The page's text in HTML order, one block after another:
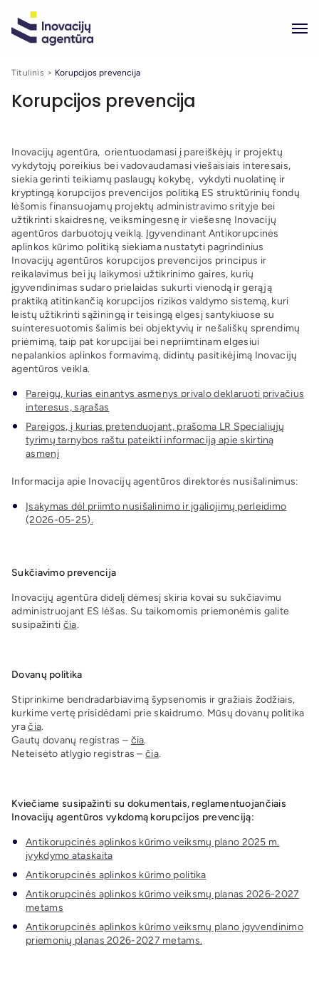
Titulinis Korupcijos prevencija
Korupcijos prevencija
Inovacijų agentūra, orientuodamasi į pareiškėjų ir projektų
vykdytojų poreikius bei vadovaudamasi viešaisiais interesais,
siekia gerinti teikiamų paslaugų kokybę, vykdyti nuolatinę ir
kryptingą korupcijos prevencijos politiką ES struktūrinių fondų
lėšomis finansuojamų projektų administravimo srityje bei
užtikrinti skaidresnę, veiksmingesnę ir viešesnę Inovacijų
agentūros darbuotojų veiklą. Įgyvendinant Antikorupcinės
aplinkos kūrimo politiką siekiama nustatyti pagrindinius
Inovacijų agentūros korupcijos prevencijos principus ir
reikalavimus bei jų laikymosi užtikrinimo gaires, kurių
įgyvendinimas sudaro prielaidas sukurti vienodą ir gerąją
praktiką atitinkančią korupcijos rizikos valdymo sistemą, kuri
leistų užtikrinti sąžiningą ir teisingą elgesį santykiuose su
suinteresuotomis šalimis bei objektyvių ir nešališkų sprendimų
priėmimą, taip pat korupcijai bei nepriimtinam elgesiui
nepalankios aplinkos formavimą, didintų pasitikėjimą Inovacijų
agentūros veikla.
Pareigų, kurias einantys asmenys privalo deklaruoti privačius
interesus, sąrašas
Pareigos, į kurias pretenduojant, prašoma LR Specialiųjų
tyrimų tarnybos raštu pateikti informaciją apie skirtiną
asmenį
Informacija apie Inovacijų agentūros direktorės nusišalinimus:
Įsakymas dėl priimto nusišalinimo ir įgaliojimų perleidimo
(2026-05-25).
Sukčiavimo prevencija
Inovacijų agentūra didelį dėmesį skiria kovai su sukčiavimu
administruojant ES lėšas. Su taikomomis priemonėmis galite
susipažinti čia.
Dovanų politika
Stiprinkime bendradarbiavimą šypsenomis ir gražiais žodžiais,
kurkime vertę prisidėdami prie skaidrumo. Mūsų dovanų politika
yračia.
Gautų dovanų registras – čia.
Neteisėto atlygio registras –čia.
Kviečiame susipažinti su dokumentais, reglamentuojančiais
Inovacijų agentūros vykdomą korupcijos prevenciją:
Antikorupcinės aplinkos kūrimo veiksmų plano 2025 m.
įvykdymo ataskaita
Antikorupcinės aplinkos kūrimo politika
Antikorupcinės aplinkos kūrimo veiksmų planas 2026-2027
metams
Antikorupcinės aplinkos kūrimo veiksmų plano įgyvendinimo
priemonių planas 2026-2027 metams.